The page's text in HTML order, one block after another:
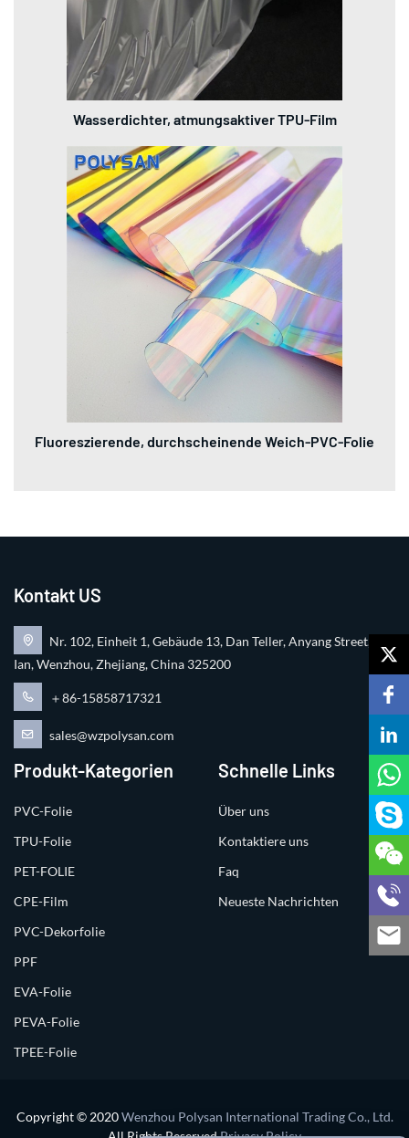
Wasserdichter, atmungsaktiver TPU-Film
Fluoreszierende, durchscheinende Weich-PVC-Folie
Kontakt US
Nr. 102, Einheit 1, Gebäude 13, Dan Teller, Anyang Street, Ru
Ian, Wenzhou, Zhejiang, China 325200
＋86-15858717321
sales@wzpolysan.com
Produkt-Kategorien
PVC-Folie
TPU-Folie
PET-FOLIE
CPE-Film
PVC-Dekorfolie
PPF
EVA-Folie
PEVA-Folie
TPEE-Folie
Schnelle Links
Über uns
Kontaktiere uns
Faq
Neueste Nachrichten
Copyright © 2020Wenzhou Polysan International Trading Co., Ltd.